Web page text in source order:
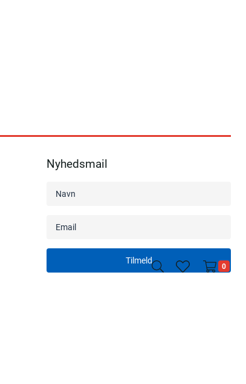
searchheart
0
Nyhedsmail
Tilmeld